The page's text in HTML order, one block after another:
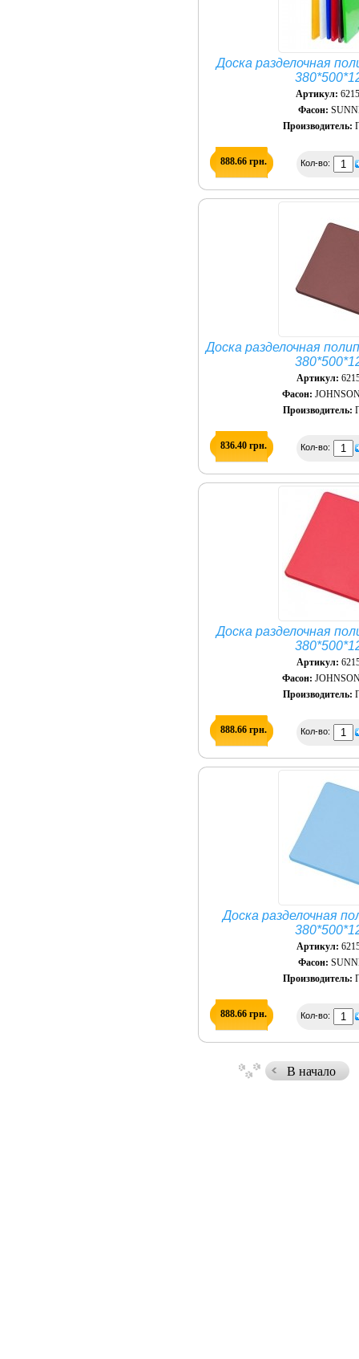
Доска разделочная
Артикул:
Фасон:
Производитель:
888.66 грн. Кол-во:
Доска разделочная
Артикул:
Фасон:
Производитель:
836.40 грн. Кол-во:
Доска разделочная
Артикул:
Фасон:
Производитель:
888.66 грн. Кол-во:
Доска разделочная
Артикул:
Фасон:
Производитель:
888.66 грн. Кол-во:
В начало